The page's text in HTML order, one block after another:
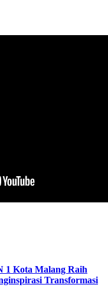
1 Kota Malang Raih
Transformasi